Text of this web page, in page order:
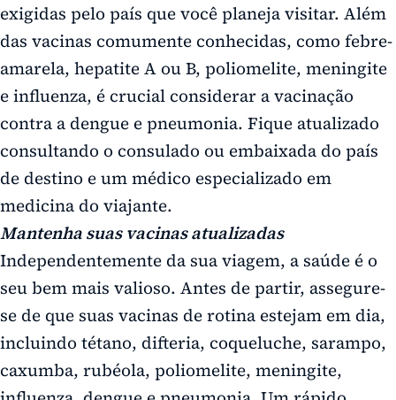
exigidas pelo país que você planeja visitar. Além
das vacinas comumente conhecidas, como febre-
amarela, hepatite A ou B, poliomelite, meningite
e influenza, é crucial considerar a vacinação
contra a dengue e pneumonia. Fique atualizado
consultando o consulado ou embaixada do país
de destino e um médico especializado em
medicina do viajante.
Mantenha suas vacinas atualizadas
Independentemente da sua viagem, a saúde é o
seu bem mais valioso. Antes de partir, assegure-
se de que suas vacinas de rotina estejam em dia,
incluindo tétano, difteria, coqueluche, sarampo,
caxumba, rubéola, poliomelite, meningite,